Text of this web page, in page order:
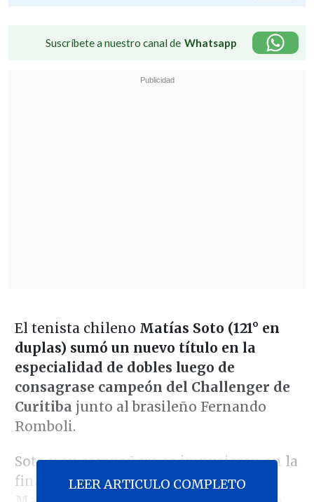
Suscríbete a nuestro canal de Whatsapp
El tenista chileno Matías Soto (121° en
duplas) sumó un nuevo título en la
especialidad de dobles luego de
consagrase campeón del Challenger de
Curitiba junto al brasileño Fernando
Romboli.
Soto y su compañero se impusieron en la
final a dupla polaca de Piotr
LEER ARTICULO COMPLETO